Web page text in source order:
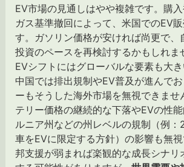
EV市場の見通しはやや複雑です。購
ガス基準撤回によって、米国でのEV
す。ガソリン価格が安ければ尚更で、
投資のペースを再検討するかもしれま
EVシフトにはグローバルな要素も大
中国では排出規制やEV普及が進んで
ーもそうした海外市場を無視できませ
テリー価格の継続的な下落やEVの性
ルニア州などの州レベルの規制（例
車をEVに限定する方針）の影響も無
邦支援が弱まれば楽観的な成長シナリ